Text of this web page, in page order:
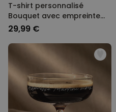
T-shirt personnalisé
Bouquet avec empreinte
de main
29,99 €